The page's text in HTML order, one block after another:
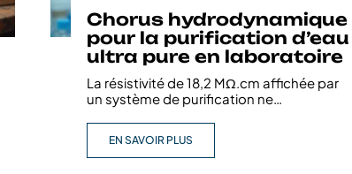
Chorus hydrodynamique
pour la purification d’eau
ultra pure en laboratoire
La résistivité de 18,2 MΩ.cm affichée par
un système de purification ne…
EN SAVOIR PLUS